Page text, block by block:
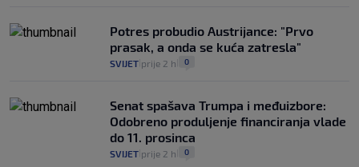
Potres probudio Austrijance: "Prvo
prasak, a onda se kuća zatresla"
SVIJET prije 2 h 0
Senat spašava Trumpa i međuizbore:
Odobreno produljenje financiranja vlade
do 11. prosinca
SVIJET prije 2 h 0